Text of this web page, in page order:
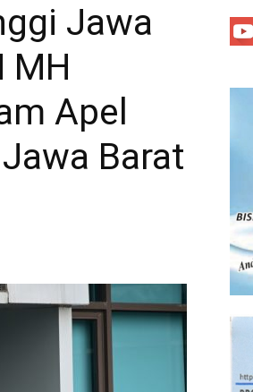
Jawa
MH
Apel
Barat